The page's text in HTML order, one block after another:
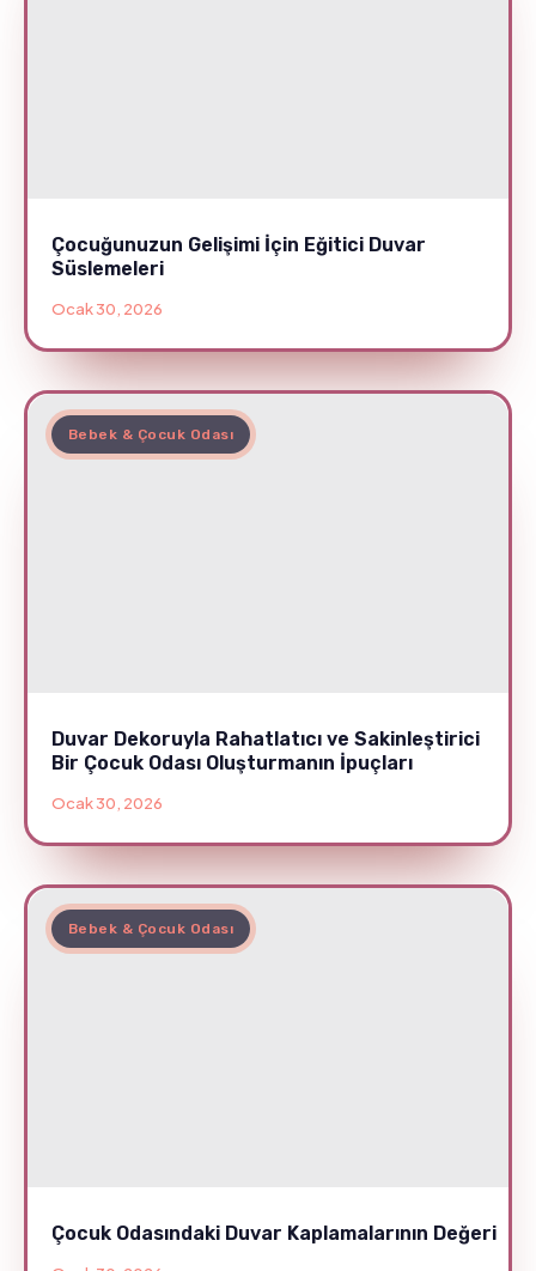
Çocuğunuzun Gelişimi İçin Eğitici Duvar
Süslemeleri
Ocak 30, 2026
Bebek & Çocuk Odası
Duvar Dekoruyla Rahatlatıcı ve Sakinleştirici
Bir Çocuk Odası Oluşturmanın İpuçları
Ocak 30, 2026
Bebek & Çocuk Odası
Çocuk Odasındaki Duvar Kaplamalarının Değeri